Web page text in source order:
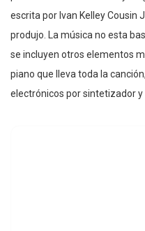
escrita por Ivan Kelley Cousin
produjo. La música no esta
se incluyen otros elementos
piano que lleva toda la
electrónicos por sintetizador y